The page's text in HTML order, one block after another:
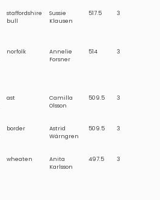
staffordshire
bull
Sussie
Klausen
517.5 3
norfolk
Annelie
Forsner
514 3
ast
Camilla
Olsson
509.5 3
border
Astrid
Wärngren
509.5 3
wheaten
Anita
Karlsson
497.5 3